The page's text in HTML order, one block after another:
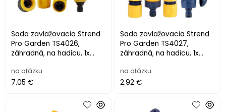
Sada zavlažovacia Strend
Pro Garden TS4026,
záhradná, na hadicu, 1x
na otázku
7.05 €
Sada zavlažovacia Strend
Pro Garden TS4027,
záhradná, na hadicu, 1x
adaptér, 2
na otázku
2.92 €